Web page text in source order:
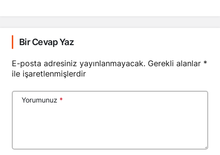
Bir Cevap Yaz
E-posta adresiniz yayınlanmayacak. Gerekli alanlar *
ile işaretlenmişlerdir
Yorumunuz *